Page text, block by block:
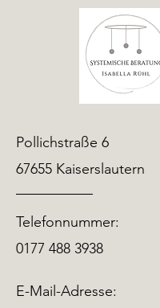
Pollichstraße 6
67655 Kaiserslautern
Telefonnummer:
0177 488 3938
E-Mail-Adresse: